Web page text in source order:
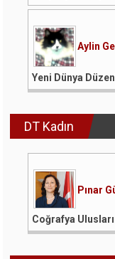
Aylin
Yeni Dünya
DT Kadın
Pınar
Coğrafya